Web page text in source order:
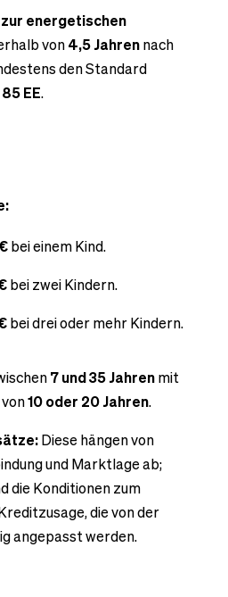
energetischen
von4,5 Jahrennach
den Standard
EE.
bei einem Kind.
bei zwei Kindern.
bei drei oder mehr Kindern.
7 und 35 Jahrenmit
10 oder 20 Jahren.
Diese hängen von
und Marktlage ab;
die Konditionen zum
die von der
angepasst werden.